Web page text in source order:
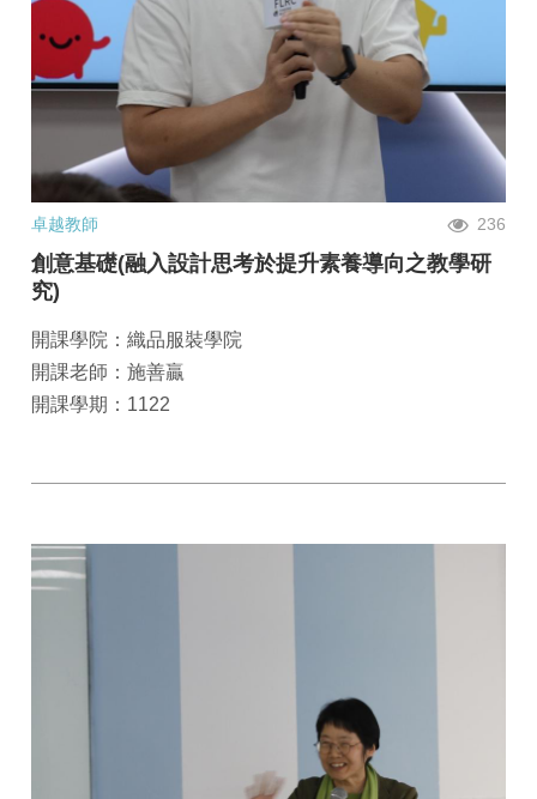
卓越教師 236
創意基礎(融入設計思考於提升素養導向之教學研
究)
開課學院：織品服裝學院
開課老師：施善贏
開課學期：1122